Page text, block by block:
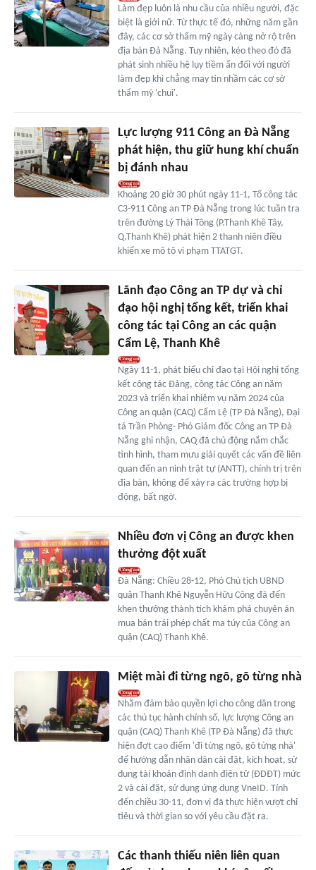
Làm đẹp luôn là nhu cầu của nhiều người, đặc
biệt là giới nữ. Từ thực tế đó, những năm gần
đây, các cơ sở thẩm mỹ ngày càng nở rộ trên
địa bàn Đà Nẵng. Tuy nhiên, kéo theo đó đã
phát sinh nhiều hệ lụy tiềm ẩn đối với người
làm đẹp khi chẳng may tin nhầm các cơ sở
thẩm mỹ 'chui'.
Lực lượng 911 Công an Đà Nẵng
phát hiện, thu giữ hung khí chuẩn
bị đánh nhau
Khoảng 20 giờ 30 phút ngày 11-1, Tổ công tác
C3-911 Công an TP Đà Nẵng trong lúc tuần tra
trên đường Lý Thái Tông (P.Thanh Khê Tây,
Q.Thanh Khê) phát hiện 2 thanh niên điều
khiển xe mô tô vi phạm TTATGT.
Lãnh đạo Công an TP dự và chỉ
đạo hội nghị tổng kết, triển khai
công tác tại Công an các quận
Cẩm Lệ, Thanh Khê
Ngày 11-1, phát biểu chỉ đạo tại Hội nghị tổng
kết công tác Đảng, công tác Công an năm
2023 và triển khai nhiệm vụ năm 2024 của
Công an quận (CAQ) Cẩm Lệ (TP Đà Nẵng), Đại
tá Trần Phòng- Phó Giám đốc Công an TP Đà
Nẵng ghi nhận, CAQ đã chủ động nắm chắc
tình hình, tham mưu giải quyết các vấn đề liên
quan đến an ninh trật tự (ANTT), chính trị trên
địa bàn, không để xảy ra các trường hợp bị
động, bất ngờ.
Nhiều đơn vị Công an được khen
thưởng đột xuất
Đà Nẵng: Chiều 28-12, Phó Chủ tịch UBND
quận Thanh Khê Nguyễn Hữu Công đã đến
khen thưởng thành tích khám phá chuyên án
mua bán trái phép chất ma túy của Công an
quận (CAQ) Thanh Khê.
Miệt mài đi từng ngõ, gõ từng nhà
Nhằm đảm bảo quyền lợi cho công dân trong
các thủ tục hành chính số, lực lượng Công an
quận (CAQ) Thanh Khê (TP Đà Nẵng) đã thực
hiện đợt cao điểm 'đi từng ngõ, gõ từng nhà'
để hướng dẫn nhân dân cài đặt, kích hoạt, sử
dụng tài khoản định danh điện tử (ĐDĐT) mức
2 và cài đặt, sử dụng ứng dụng VneID. Tính
đến chiều 30-11, đơn vị đã thực hiện vượt chỉ
tiêu và thời gian so với yêu cầu đặt ra.
Các thanh thiếu niên liên quan